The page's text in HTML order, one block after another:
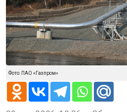
Фото: ПАО «Газпром»